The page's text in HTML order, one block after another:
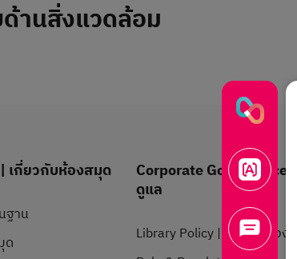
านสิ่งแวดล้อม
เกี่ยวกับห้องสมุด
ฐาน
ด
Corporate Governance
ดูแล
Library Policy | นโยบายห้อง